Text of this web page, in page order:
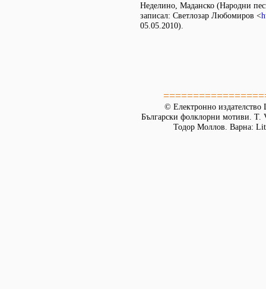
Неделино, Маданско (Народни
записал: Светлозар Любомиров <
05.05.2010).
© Електронно издателство
Български фолклорни мотиви.
Тодор Моллов. Варна: